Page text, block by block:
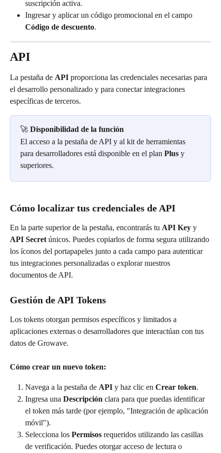
suscripción activa.
Ingresar y aplicar un código promocional en el campo
Código de descuento.
API
La pestaña de API proporciona las credenciales necesarias para
el desarrollo personalizado y para conectar integraciones
específicas de terceros.
🚀 Disponibilidad de la función
El acceso a la pestaña de API y al kit de herramientas
para desarrolladores está disponible en el plan Plus y
superiores.
Cómo localizar tus credenciales de API
En la parte superior de la pestaña, encontrarás tu API Key y
API Secret únicos. Puedes copiarlos de forma segura utilizando
los íconos del portapapeles junto a cada campo para autenticar
tus integraciones personalizadas o explorar nuestros
documentos de API.
Gestión de API Tokens
Los tokens otorgan permisos específicos y limitados a
aplicaciones externas o desarrolladores que interactúan con tus
datos de Growave.
Cómo crear un nuevo token:
Navega a la pestaña de API y haz clic en Crear token.
Ingresa una Descripción clara para que puedas identificar
el token más tarde (por ejemplo, "Integración de aplicación
móvil").
Selecciona los Permisos requeridos utilizando las casillas
de verificación. Puedes otorgar acceso de lectura o